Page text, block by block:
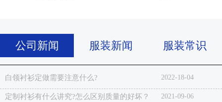
公司新闻 服装新闻 服装常识
白领衬衫定做需要注意什么? 2022-18-04
定制衬衫有什么讲究?怎么区别质量的好坏？ 2021-09-06